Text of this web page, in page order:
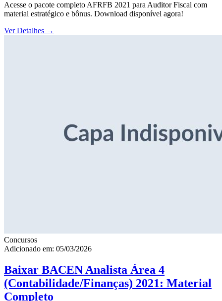
Acesse o pacote completo AFRFB 2021 para Auditor Fiscal com
material estratégico e bônus. Download disponível agora!
Ver Detalhes →
Concursos
Adicionado em: 05/03/2026
Baixar BACEN Analista Área 4
(Contabilidade/Finanças) 2021: Material
Completo